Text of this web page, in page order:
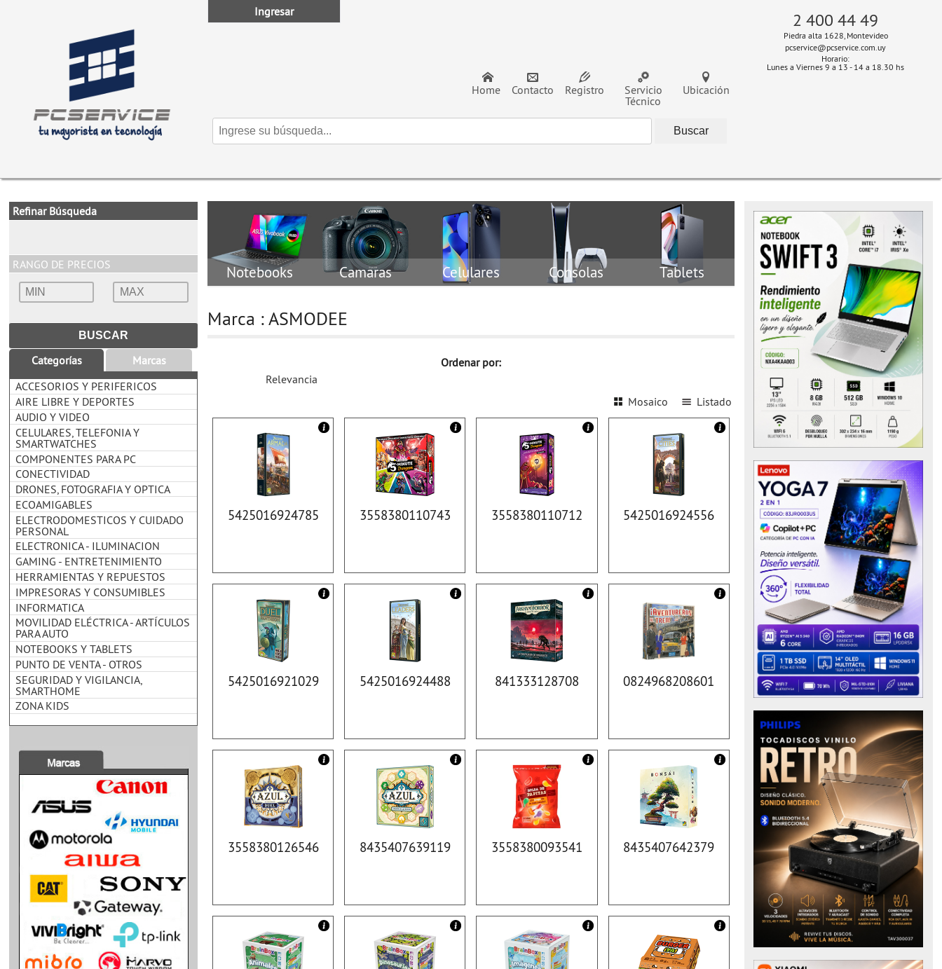
Ubicación
Servicio
Técnico
Registro
Contacto
Home
Ingresar 2 400 44 49
Piedra alta 1628, Montevideo
pcservice@pcservice.com.uy
Horario:
Lunes a Viernes 9 a 13 - 14 a 18.30 hs
Refinar Búsqueda
RANGO DE PRECIOS
Categorías
Marcas
ACCESORIOS Y PERIFERICOS
AIRE LIBRE Y DEPORTES
AUDIO Y VIDEO
CELULARES, TELEFONIA Y
SMARTWATCHES
COMPONENTES PARA PC
CONECTIVIDAD
DRONES, FOTOGRAFIA Y OPTICA
ECOAMIGABLES
ELECTRODOMESTICOS Y CUIDADO
PERSONAL
ELECTRONICA - ILUMINACION
GAMING - ENTRETENIMIENTO
HERRAMIENTAS Y REPUESTOS
IMPRESORAS Y CONSUMIBLES
INFORMATICA
MOVILIDAD ELÉCTRICA - ARTÍCULOS
PARA AUTO
NOTEBOOKS Y TABLETS
PUNTO DE VENTA - OTROS
SEGURIDAD Y VIGILANCIA,
SMARTHOME
ZONA KIDS
Notebooks Camaras Celulares Consolas Tablets
Marca : ASMODEE
Ordenar por:
Relevancia
Listado
Mosaico
5425016924785 3558380110743 3558380110712 5425016924556
5425016921029 5425016924488 841333128708 0824968208601
3558380126546 8435407639119 3558380093541 8435407642379